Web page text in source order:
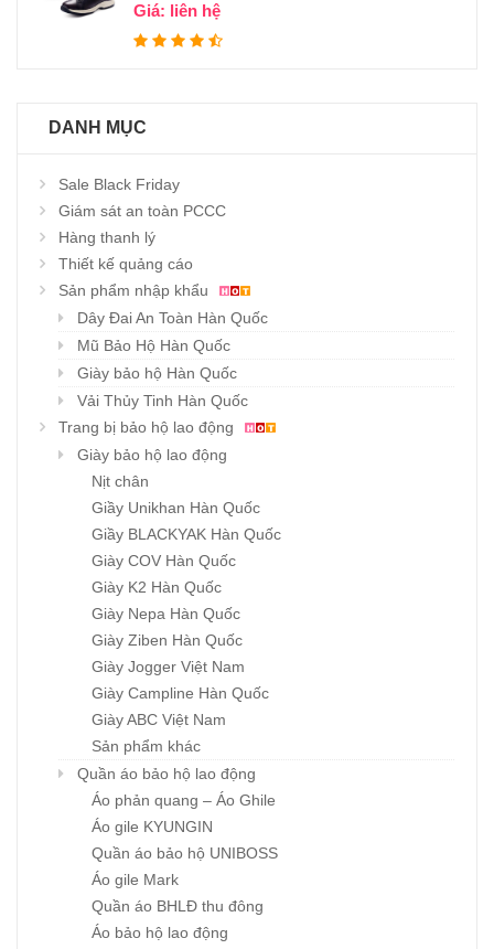
Giá: liên hệ
DANH MỤC
Sale Black Friday
Giám sát an toàn PCCC
Hàng thanh lý
Thiết kế quảng cáo
Sản phẩm nhập khẩu
Dây Đai An Toàn Hàn Quốc
Mũ Bảo Hộ Hàn Quốc
Giày bảo hộ Hàn Quốc
Vải Thủy Tinh Hàn Quốc
Trang bị bảo hộ lao động
Giày bảo hộ lao động
Nịt chân
Giầy Unikhan Hàn Quốc
Giầy BLACKYAK Hàn Quốc
Giày COV Hàn Quốc
Giày K2 Hàn Quốc
Giày Nepa Hàn Quốc
Giày Ziben Hàn Quốc
Giày Jogger Việt Nam
Giày Campline Hàn Quốc
Giày ABC Việt Nam
Sản phẩm khác
Quần áo bảo hộ lao động
Áo phản quang – Áo Ghile
Áo gile KYUNGIN
Quần áo bảo hộ UNIBOSS
Áo gile Mark
Quần áo BHLĐ thu đông
Áo bảo hộ lao động